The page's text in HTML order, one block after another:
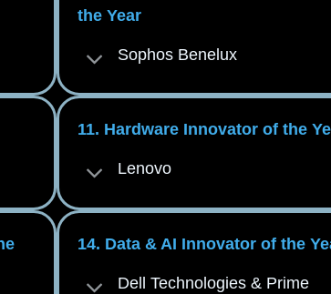
the Year
Sophos Benelux
11. Hardware Innovator of the
Lenovo
14. Data & AI Innovator of the
Dell Technologies & Prime